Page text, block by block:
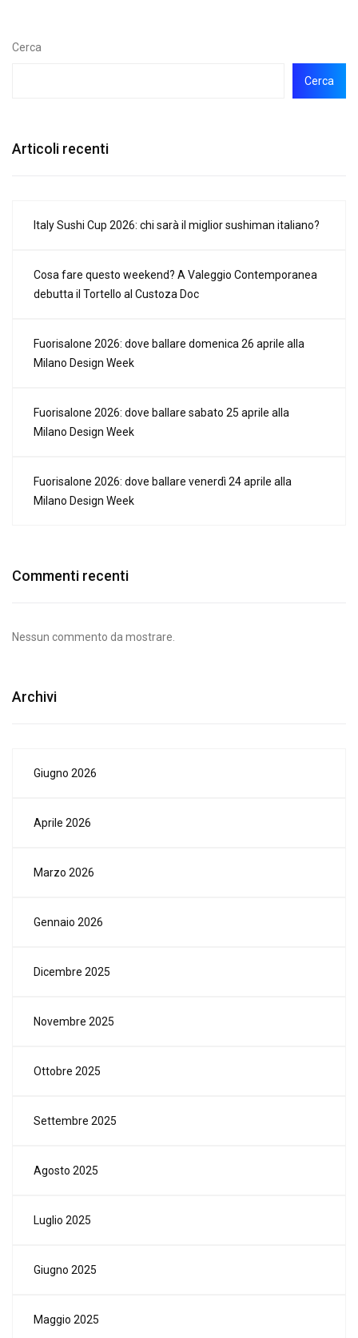
Cerca
Cerca
Articoli recenti
Italy Sushi Cup 2026: chi sarà il miglior sushiman italiano?
Cosa fare questo weekend? A Valeggio Contemporanea
debutta il Tortello al Custoza Doc
Fuorisalone 2026: dove ballare domenica 26 aprile alla
Milano Design Week
Fuorisalone 2026: dove ballare sabato 25 aprile alla
Milano Design Week
Fuorisalone 2026: dove ballare venerdì 24 aprile alla
Milano Design Week
Commenti recenti
Nessun commento da mostrare.
Archivi
Giugno 2026
Aprile 2026
Marzo 2026
Gennaio 2026
Dicembre 2025
Novembre 2025
Ottobre 2025
Settembre 2025
Agosto 2025
Luglio 2025
Giugno 2025
Maggio 2025